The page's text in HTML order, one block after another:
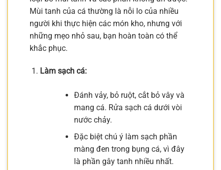
Mùi tanh của cá thường là nỗi lo của nhiều
người khi thực hiện các món kho, nhưng với
những mẹo nhỏ sau, bạn hoàn toàn có thể
khắc phục.
Làm sạch cá:
Đánh vảy, bỏ ruột, cắt bỏ vây và
mang cá. Rửa sạch cá dưới vòi
nước chảy.
Đặc biệt chú ý làm sạch phần
màng đen trong bụng cá, vì đây
là phần gây tanh nhiều nhất.